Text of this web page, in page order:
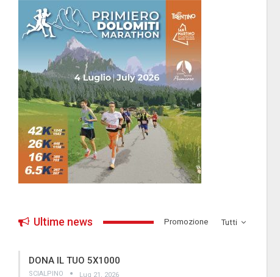
Tutti
Ultime news ­Promozione
DONA IL TUO 5X1000
SCIALPINO Lug 21, 2026